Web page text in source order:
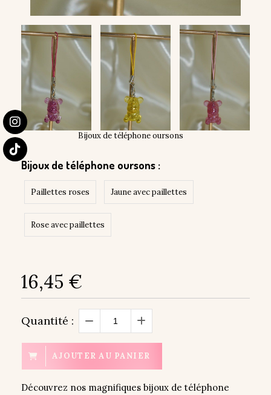
Bijoux de téléphone oursons
Bijoux de téléphone oursons :
Paillettes roses Jaune avec paillettes
Rose avec paillettes
16,45 €
Quantité :
AJOUTER AU PANIER
Découvrez nos magnifiques bijoux de téléphone